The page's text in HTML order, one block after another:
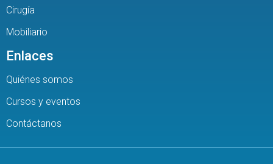
Cirugía
Mobiliario
Enlaces
Quiénes somos
Cursos y eventos
Contáctanos